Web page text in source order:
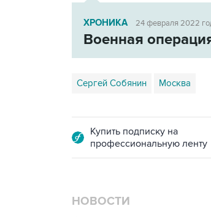
ХРОНИКА 24 февраля 2022
Военная
Сергей Собянин Москва
Купить подписку на
профессиональную ленту
НОВОСТИ